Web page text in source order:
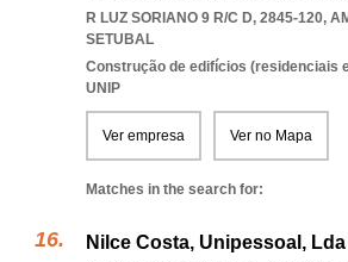
R LUZ SORIANO 9 R/C D, 2845-120,
SETUBAL
Construção de edifícios (residenciais
UNIP
Ver empresa Ver no Mapa
Matches in the search for:
Nilce Costa, Unipessoal, Lda